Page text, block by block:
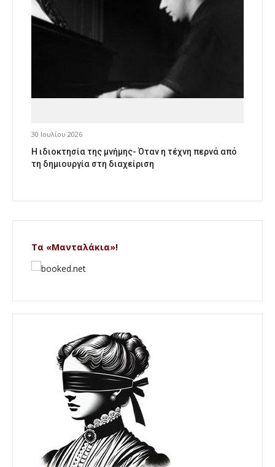
30 Ιουλίου 2026
Η ιδιοκτησία της μνήμης- Όταν η τέχνη περνά από
τη δημιουργία στη διαχείριση
Τα «Μανταλάκια»!